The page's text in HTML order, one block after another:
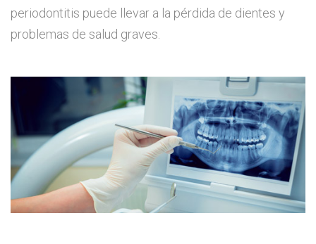
periodontitis puede llevar a la pérdida de dientes y
problemas de salud graves.